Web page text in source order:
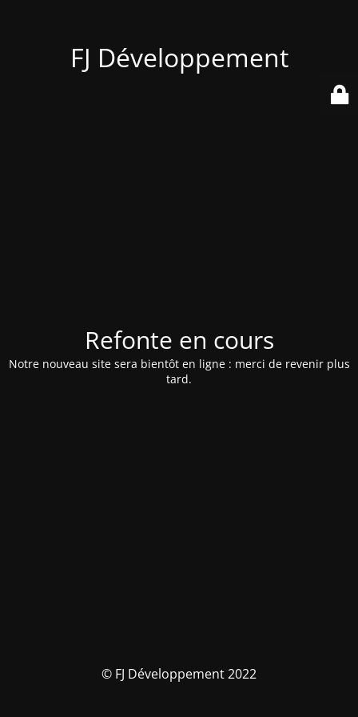
FJ Développement
Refonte en cours
Notre nouveau site sera bientôt en ligne : merci de revenir plus
tard.
© FJ Développement 2022